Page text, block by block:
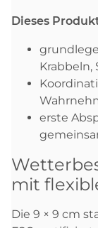
Dieses
Krabbeln,
erste
mit
Die 9 × 9 cm